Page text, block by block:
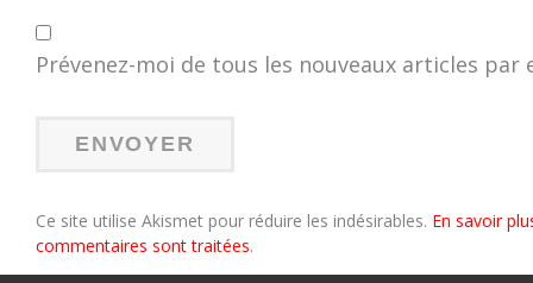
Prévenez-moi de tous les nouveaux articles par
Ce site utilise Akismet pour réduire les indésirables. En savoir
commentaires sont traitées.